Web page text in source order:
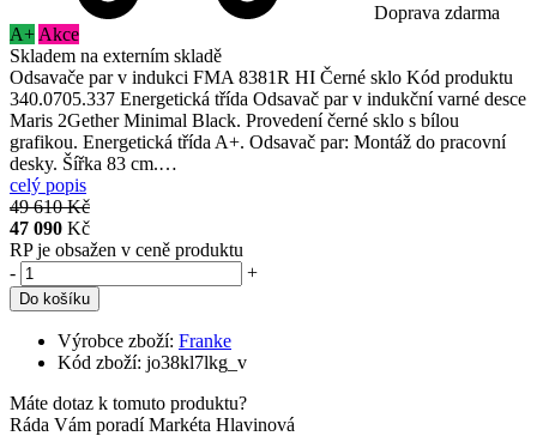
Doprava zdarma
A+ Akce
Skladem na externím skladě
Odsavače par v indukci FMA 8381R HI Černé sklo Kód produktu
340.0705.337 Energetická třída Odsavač par v indukční varné desce
Maris 2Gether Minimal Black. Provedení černé sklo s bílou
grafikou. Energetická třída A+. Odsavač par: Montáž do pracovní
desky. Šířka 83 cm.…
celý popis
49 610 Kč
47 090 Kč
RPje obsažen v ceně produktu
-
+
Výrobce zboží: Franke
Kód zboží: jo38kl7lkg_v
Máte dotaz k tomuto produktu?
Ráda Vám poradí Markéta Hlavinová